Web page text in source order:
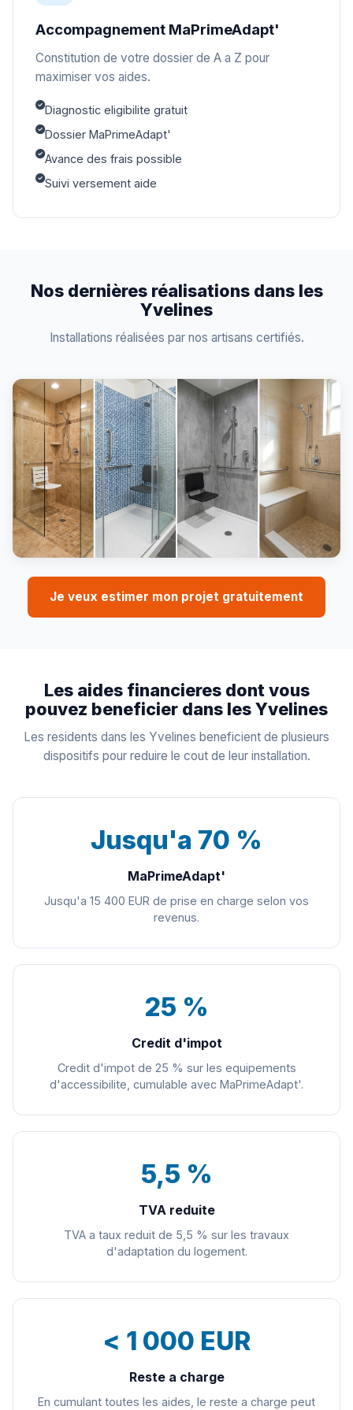
Accompagnement MaPrimeAdapt'
Constitution de votre dossier de A a Z pour
maximiser vos aides.
Diagnostic eligibilite gratuit
Dossier MaPrimeAdapt'
Avance des frais possible
Suivi versement aide
Nos dernières réalisations dans les
Yvelines
Installations réalisées par nos artisans certifiés.
Je veux estimer mon projet gratuitement
Les aides financieres dont vous
pouvez beneficier dans les Yvelines
Les residents dans les Yvelines beneficient de plusieurs
dispositifs pour reduire le cout de leur installation.
Jusqu'a 70 %
MaPrimeAdapt'
Jusqu'a 15 400 EUR de prise en charge selon vos
revenus.
25 %
Credit d'impot
Credit d'impot de 25 % sur les equipements
d'accessibilite, cumulable avec MaPrimeAdapt'.
5,5 %
TVA reduite
TVA a taux reduit de 5,5 % sur les travaux
d'adaptation du logement.
< 1 000 EUR
Reste a charge
En cumulant toutes les aides, le reste a charge peut